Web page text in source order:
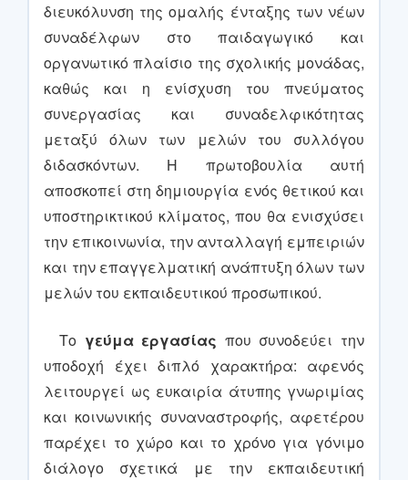
διευκόλυνση της ομαλής ένταξης των νέων
συναδέλφων στο παιδαγωγικό και
οργανωτικό πλαίσιο της σχολικής μονάδας,
καθώς και η ενίσχυση του πνεύματος
συνεργασίας και συναδελφικότητας
μεταξύ όλων των μελών του συλλόγου
διδασκόντων. Η πρωτοβουλία αυτή
αποσκοπεί στη δημιουργία ενός θετικού και
υποστηρικτικού κλίματος, που θα ενισχύσει
την επικοινωνία, την ανταλλαγή εμπειριών
και την επαγγελματική ανάπτυξη όλων των
μελών του εκπαιδευτικού προσωπικού.
Το γεύμα εργασίας που συνοδεύει την
υποδοχή έχει διπλό χαρακτήρα: αφενός
λειτουργεί ως ευκαιρία άτυπης γνωριμίας
και κοινωνικής συναναστροφής, αφετέρου
παρέχει το χώρο και το χρόνο για γόνιμο
διάλογο σχετικά με την εκπαιδευτική